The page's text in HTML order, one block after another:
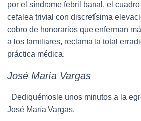
por el síndrome febril banal, el
cefalea trivial con discretísima
cobro de honorarios que enferman
a los familiares, reclama la total
práctica médica.
José María Vargas
Dediquémosle unos minutos a la
José María Vargas.